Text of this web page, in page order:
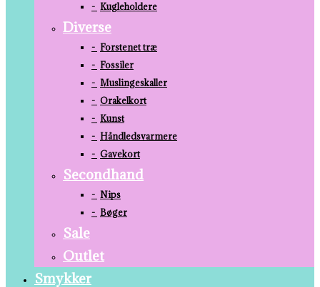
Kugleholdere
Diverse
Forstenet træ
Fossiler
Muslingeskaller
Orakelkort
Kunst
Håndledsvarmere
Gavekort
Secondhand
Nips
Bøger
Sale
Outlet
Smykker